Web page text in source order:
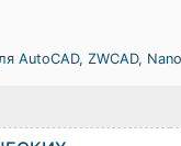
AutoCAD, ZWCAD,